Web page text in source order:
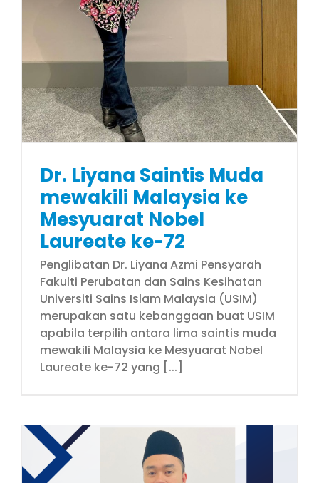
Dr. Liyana Saintis Muda
mewakili Malaysia ke
Mesyuarat Nobel
Laureate ke-72
Penglibatan Dr. Liyana Azmi Pensyarah
Fakulti Perubatan dan Sains Kesihatan
Universiti Sains Islam Malaysia (USIM)
merupakan satu kebanggaan buat USIM
apabila terpilih antara lima saintis muda
mewakili Malaysia ke Mesyuarat Nobel
Laureate ke-72 yang [...]